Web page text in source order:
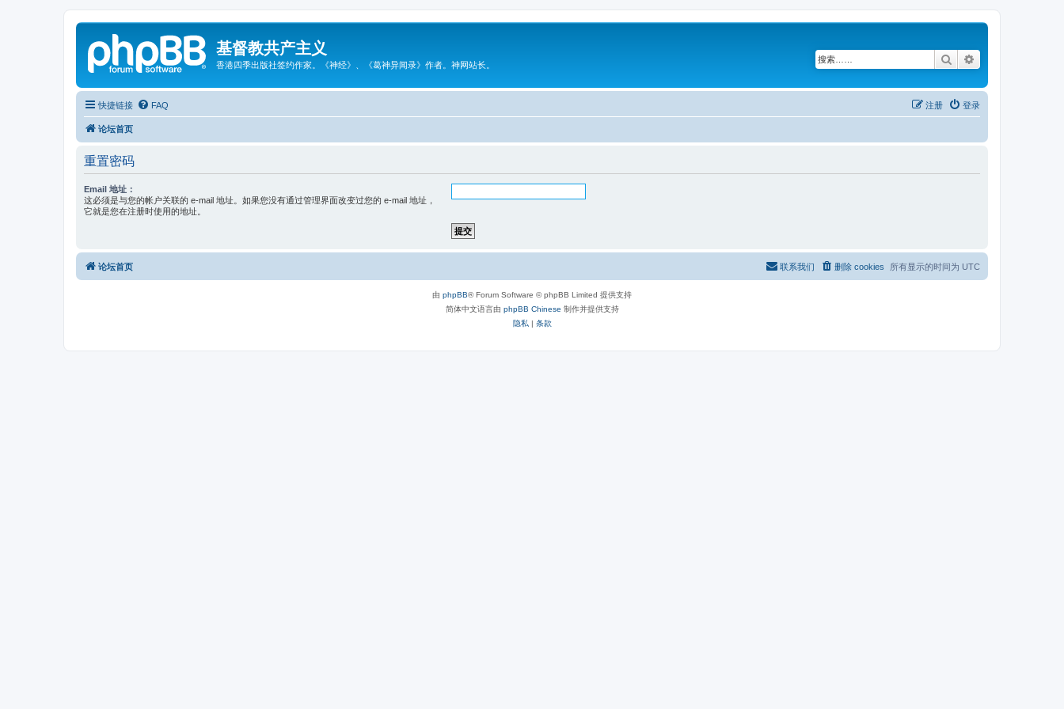
基督教共产主义
香港四季出版社签约作家。《神经》、《葛神异闻录》作者。神网站长。 搜索
快捷链接 FAQ 登录
注册
论坛首页
重置密码
Email 地址：
这必须是与您的帐户关联的 e-mail 地址。如果您没有通过管理界面改变过您的 e-mail 地址，
它就是您在注册时使用的地址。
论坛首页 所有显示的时间为 UTC
删除 cookies
联系我们
由 phpBB® Forum Software © phpBB Limited 提供支持
简体中文语言由 phpBB Chinese 制作并提供支持
隐私 | 条款